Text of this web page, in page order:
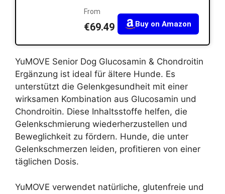
From
€69.49 Buy on Amazon
YuMOVE Senior Dog Glucosamin & Chondroitin
Ergänzung ist ideal für ältere Hunde. Es
unterstützt die Gelenkgesundheit mit einer
wirksamen Kombination aus Glucosamin und
Chondroitin. Diese Inhaltsstoffe helfen, die
Gelenkschmierung wiederherzustellen und
Beweglichkeit zu fördern. Hunde, die unter
Gelenkschmerzen leiden, profitieren von einer
täglichen Dosis.
YuMOVE verwendet natürliche, glutenfreie und